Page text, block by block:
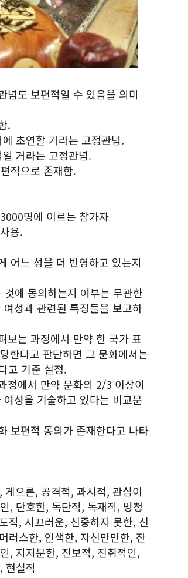
념도 보편적일 수 있음을 의미
.
초연할 거라는 고정관념.
거라는 고정관념.
적으로 존재함.
명에 이르는 참가자
용.
어느 성을 더 반영하고 있는지
에 동의하는지 여부는 무관한
성과 관련된 특징들을 보고하
보는 과정에서 만약 한 국가 표
한다고 판단하면 그 문화에서는
고 기준 설정.
정에서 만약 문화의 2/3 이상이
성을 기술하고 있다는 비교문
보편적 동의가 존재한다고 나타
으른, 공격적, 과시적, 관심이
, 단호한, 독단적, 독재적, 멍청
적, 시끄러운, 신중하지 못한, 신
러스한, 인색한, 자신만만한, 잔
, 지저분한, 진보적, 진취적인,
현실적